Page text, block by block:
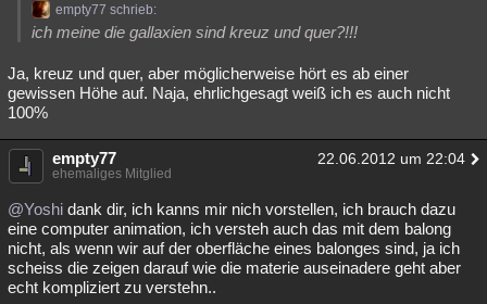
empty77 schrieb:
ich meine die gallaxien sind kreuz und quer?!!!
Ja, kreuz und quer, aber möglicherweise hört es ab einer
gewissen Höhe auf. Naja, ehrlichgesagt weiß ich es auch nicht
100%
empty77 22.06.2012 um 22:04
ehemaliges Mitglied
@Yoshi dank dir, ich kanns mir nich vorstellen, ich brauch dazu
eine computer animation, ich versteh auch das mit dem balong
nicht, als wenn wir auf der oberfläche eines balonges sind, ja ich
scheiss die zeigen darauf wie die materie auseinadere geht aber
echt kompliziert zu verstehn..